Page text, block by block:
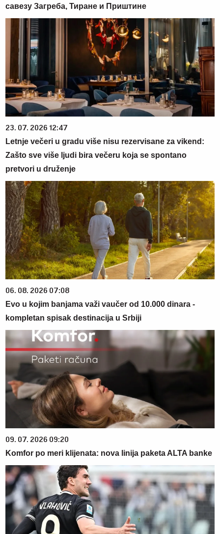
савезу Загреба, Тиране и Приштине
23. 07. 2026 12:47
Letnje večeri u gradu više nisu rezervisane za vikend:
Zašto sve više ljudi bira večeru koja se spontano
pretvori u druženje
06. 08. 2026 07:08
Evo u kojim banjama važi vaučer od 10.000 dinara -
kompletan spisak destinacija u Srbiji
09. 07. 2026 09:20
Komfor po meri klijenata: nova linija paketa ALTA banke